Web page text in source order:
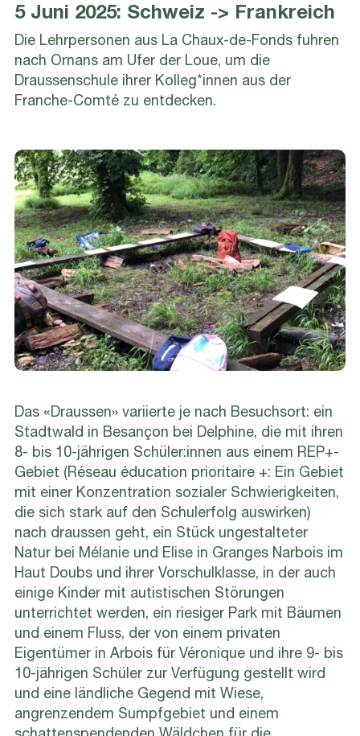
5 Juni 2025: Schweiz -> Frankreich
Die Lehrpersonen aus La Chaux-de-Fonds fuhren
nach Ornans am Ufer der Loue, um die
Draussenschule ihrer Kolleg*innen aus der
Franche-Comté zu entdecken.
Das «Draussen» variierte je nach Besuchsort: ein
Stadtwald in Besançon bei Delphine, die mit ihren
8- bis 10-jährigen Schüler:innen aus einem REP+-
Gebiet (Réseau éducation prioritaire +: Ein Gebiet
mit einer Konzentration sozialer Schwierigkeiten,
die sich stark auf den Schulerfolg auswirken)
nach draussen geht, ein Stück ungestalteter
Natur bei Mélanie und Elise in Granges Narbois im
Haut Doubs und ihrer Vorschulklasse, in der auch
einige Kinder mit autistischen Störungen
unterrichtet werden, ein riesiger Park mit Bäumen
und einem Fluss, der von einem privaten
Eigentümer in Arbois für Véronique und ihre 9- bis
10-jährigen Schüler zur Verfügung gestellt wird
und eine ländliche Gegend mit Wiese,
angrenzendem Sumpfgebiet und einem